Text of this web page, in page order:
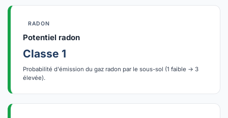
RADON
Potentiel radon
Classe 1
Probabilité d'émission du gaz radon par le sous-sol (1 faible → 3
élevée).